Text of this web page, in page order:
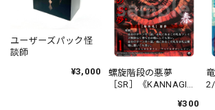
ユーザーズパック怪
談師
¥3,000
螺旋階段の悪夢
［SR］《KANNAGI春
¥300
2/